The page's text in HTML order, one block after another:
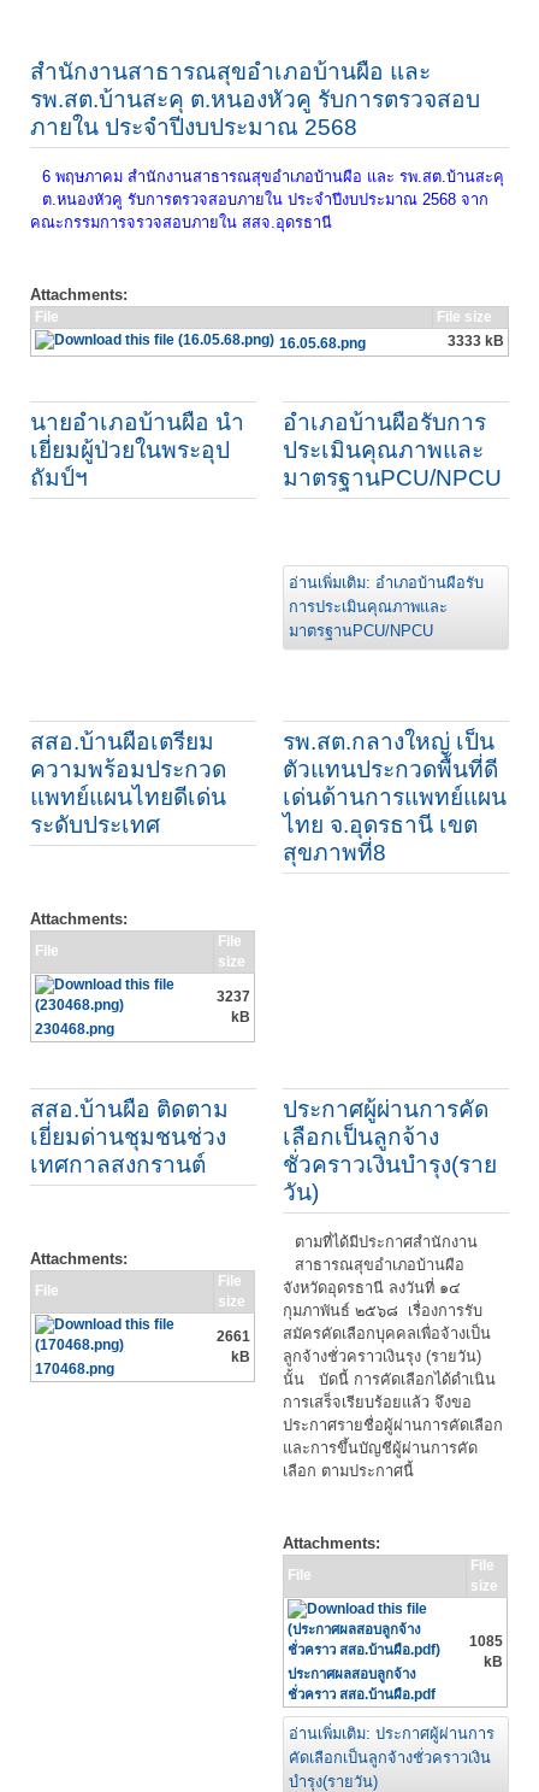
สำนักงานสาธารณสุขอำเภอบ้านผือ และ
รพ.สต.บ้านสะคุ ต.หนองหัวคู รับการตรวจสอบ
ภายใน ประจำปีงบประมาณ 2568
6 พฤษภาคม สำนักงานสาธารณสุขอำเภอบ้านผือ และ รพ.สต.บ้านสะคุ
ต.หนองหัวคู รับการตรวจสอบภายใน ประจำปีงบประมาณ 2568 จาก
คณะกรรมการจรวจสอบภายใน สสจ.อุดรธานี
Attachments:
File
File size
16.05.68.png
3333 kB
นายอำเภอบ้านผือ นำ
เยี่ยมผู้ป่วยในพระอุป
ถัมป์ฯ
อำเภอบ้านผือรับการ
ประเมินคุณภาพและ
มาตรฐานPCU/NPCU
อ่านเพิ่มเติม: อำเภอบ้านผือรับ
การประเมินคุณภาพและ
มาตรฐานPCU/NPCU
สสอ.บ้านผือเตรียม
ความพร้อมประกวด
แพทย์แผนไทยดีเด่น
ระดับประเทศ
Attachments:
File
File
size
230468.png
3237
kB
รพ.สต.กลางใหญ่ เป็น
ตัวแทนประกวดพื้นที่ดี
เด่นด้านการแพทย์แผน
ไทย จ.อุดรธานี เขต
สุขภาพที่8
สสอ.บ้านผือ ติดตาม
เยี่ยมด่านชุมชนช่วง
เทศกาลสงกรานต์
Attachments:
File
File
size
170468.png
2661
kB
ประกาศผู้ผ่านการคัด
เลือกเป็นลูกจ้าง
ชั่วคราวเงินบำรุง(ราย
วัน)
ตามที่ได้มีประกาศสำนักงาน
สาธารณสุขอำเภอบ้านผือ
จังหวัดอุดรธานี ลงวันที่ ๑๔
กุมภาพันธ์ ๒๕๖๘ เรื่องการรับ
สมัครคัดเลือกบุคคลเพื่อจ้างเป็น
ลูกจ้างชั่วคราวเงินรุง (รายวัน)
นั้น บัดนี้ การคัดเลือกได้ดำเนิน
การเสร็จเรียบร้อยแล้ว จึงขอ
ประกาศรายชื่อผู้ผ่านการคัดเลือก
และการขึ้นบัญชีผู้ผ่านการคัด
เลือก ตามประกาศนี้
Attachments:
File
File
size
ประกาศผลสอบลูกจ้าง
ชั่วคราว สสอ.บ้านผือ.pdf
1085
kB
อ่านเพิ่มเติม: ประกาศผู้ผ่านการ
คัดเลือกเป็นลูกจ้างชั่วคราวเงิน
บำรุง(รายวัน)